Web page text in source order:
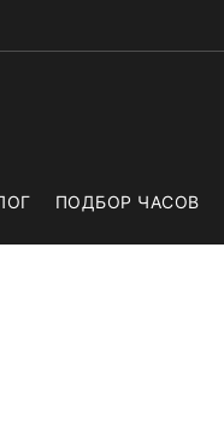
ПОДБОР ЧАСОВ